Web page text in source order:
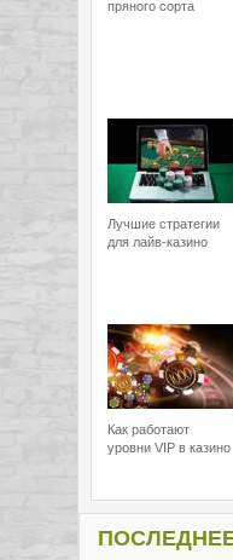
пряного сорта
Лучшие стратегии
для лайв-казино
Как работают
уровни VIP в казино